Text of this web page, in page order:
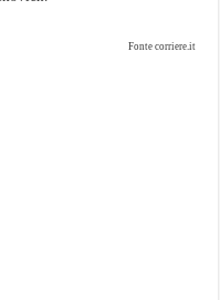
Fonte corriere.it